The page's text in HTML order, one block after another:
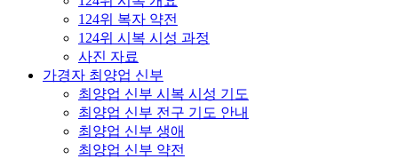
124위 복자 약전
124위 시복 시성 과정
사진 자료
가경자 최양업 신부
최양업 신부 시복 시성 기도
최양업 신부 전구 기도 안내
최양업 신부 생애
최양업 신부 약전